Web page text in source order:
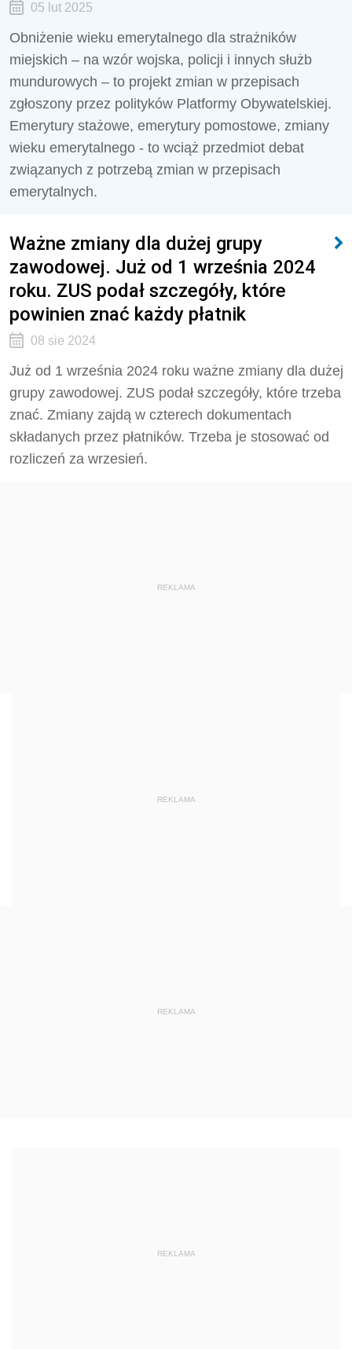
05 lut 2025
Obniżenie wieku emerytalnego dla strażników
miejskich – na wzór wojska, policji i innych służb
mundurowych – to projekt zmian w przepisach
zgłoszony przez polityków Platformy Obywatelskiej.
Emerytury stażowe, emerytury pomostowe, zmiany
wieku emerytalnego - to wciąż przedmiot debat
związanych z potrzebą zmian w przepisach
emerytalnych.
Ważne zmiany dla dużej grupy
zawodowej. Już od 1 września 2024
roku. ZUS podał szczegóły, które
powinien znać każdy płatnik
08 sie 2024
Już od 1 września 2024 roku ważne zmiany dla dużej
grupy zawodowej. ZUS podał szczegóły, które trzeba
znać. Zmiany zajdą w czterech dokumentach
składanych przez płatników. Trzeba je stosować od
rozliczeń za wrzesień.
REKLAMA
REKLAMA
REKLAMA
REKLAMA